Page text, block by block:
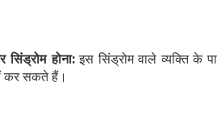
सिंड्रोम होना:इस सिंड्रोम वाले व्यक्ति के
कर सकते हैं।